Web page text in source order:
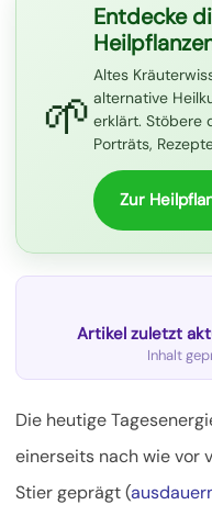
🌱
Entdecke
Altes
alternative
erklärt. Stöbere
Porträts,
Zur
Artikel zuletzt
Inhalt
Die heutige
einerseits nach wie vor
Stier geprägt (